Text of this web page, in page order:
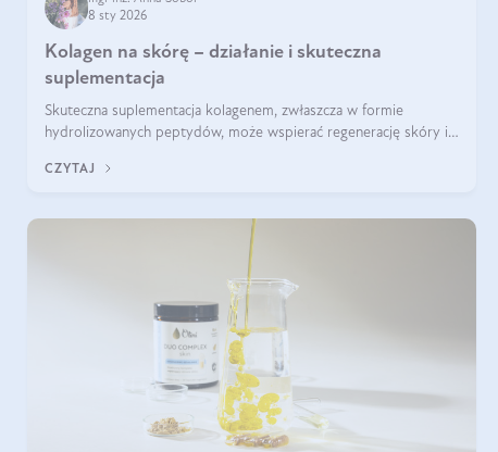
8 sty 2026
Kolagen na skórę – działanie i skuteczna
suplementacja
Skuteczna suplementacja kolagenem, zwłaszcza w formie
hydrolizowanych peptydów, może wspierać regenerację skóry i
regularnością stosowania.
CZYTAJ